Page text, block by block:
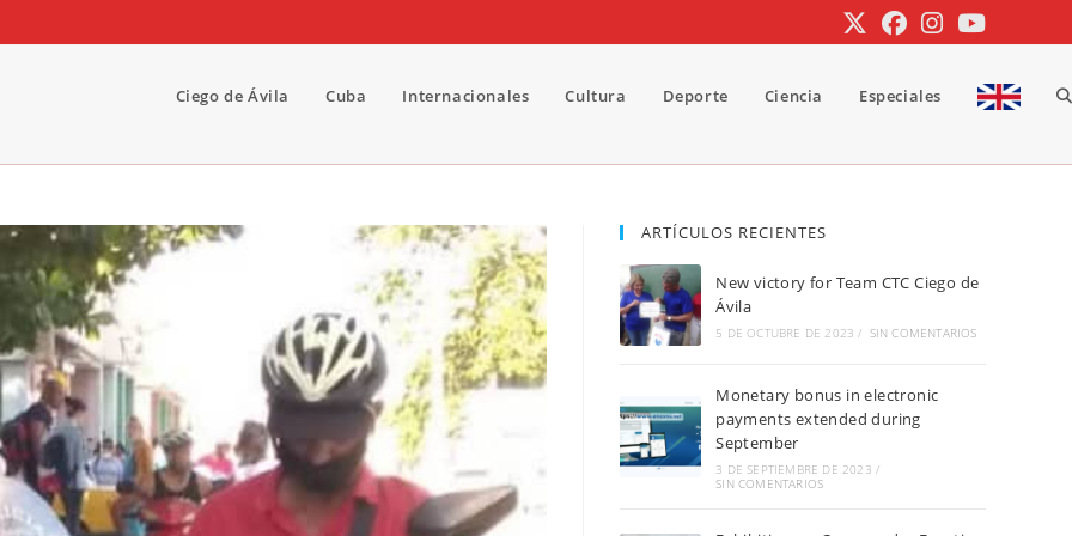
Ciego de Ávila Cuba Internacionales Cultura Deporte Ciencia Especiales
ARTÍCULOS RECIENTES
New victory for Team CTC Ciego de
Ávila
5 DE OCTUBRE DE 2023 / SIN COMENTARIOS
Monetary bonus in electronic
payments extended during
September
3 DE SEPTIEMBRE DE 2023 /
SIN COMENTARIOS